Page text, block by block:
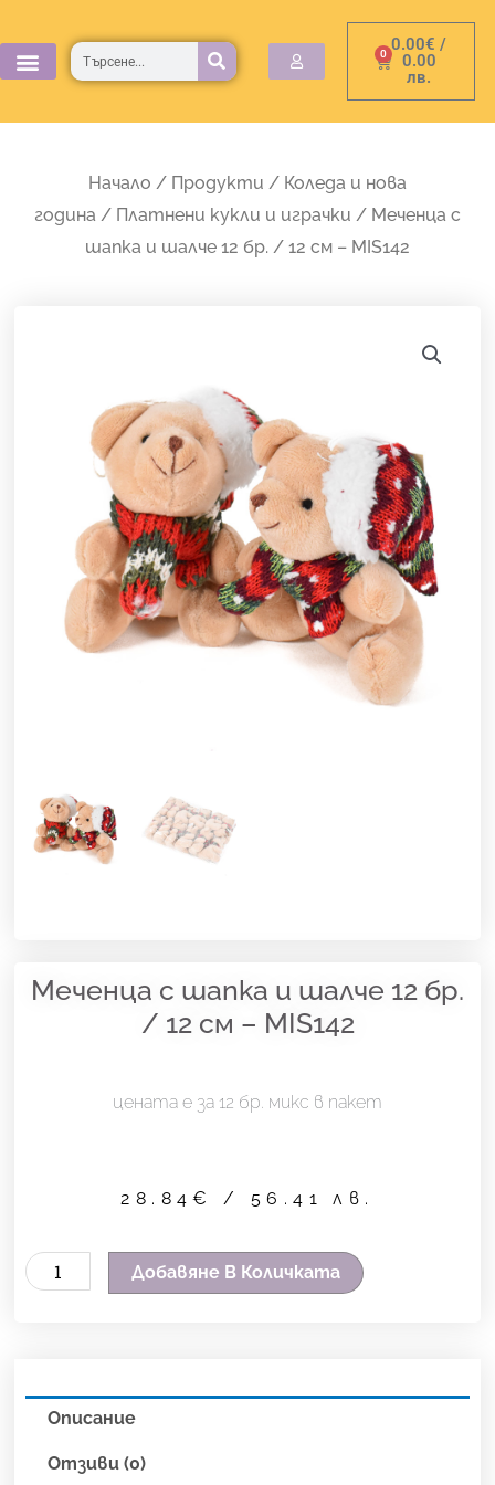
to
content
0.00€ /
0.00
лв.
0
Cart
Търсене
Начало / Продукти / Коледа и нова
година / Платнени кукли и играчки / Меченца с
шапка и шалче 12 бр. / 12 см – MIS142
Меченца с шапка и шалче 12 бр.
/ 12 см – MIS142
цената е за 12 бр. микс в пакет
28.84€ / 56.41 лв.
количество
шапка
шалче
Добавяне В Количката
Описание
Отзиви (0)